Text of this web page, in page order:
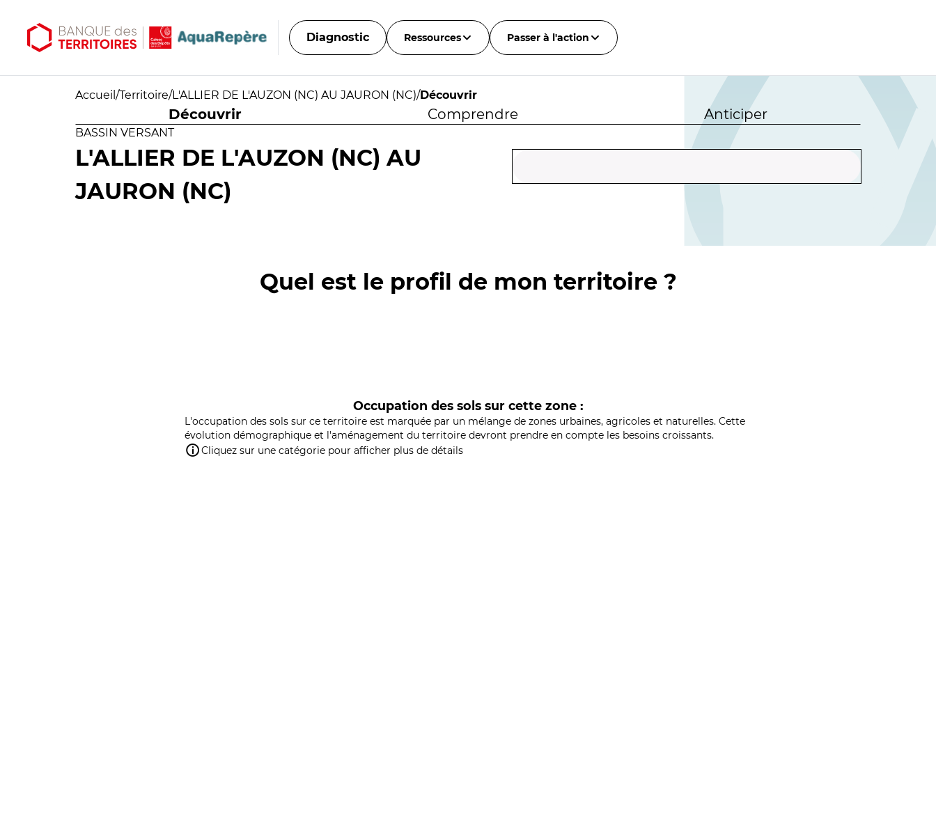
Diagnostic Ressources Passer à l'action
Accueil /Territoire/L'ALLIER DE L'AUZON (NC) AU JAURON (NC)/Découvrir
Découvrir Comprendre Anticiper
BASSIN VERSANT
L'ALLIER DE L'AUZON (NC) AU
JAURON (NC)
Quel est le profil de mon territoire ?
Occupation des sols sur cette zone :
L'occupation des sols sur ce territoire est marquée par un mélange de zones urbaines, agricoles et naturelles. Cette
évolution démographique et l'aménagement du territoire devront prendre en compte les besoins croissants.
Cliquez sur une catégorie pour afficher plus de détails